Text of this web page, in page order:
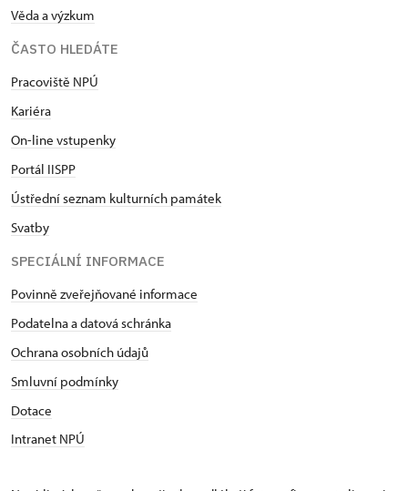
Věda a výzkum
ČASTO HLEDÁTE
Pracoviště NPÚ
Kariéra
On-line vstupenky
Portál IISPP
Ústřední seznam kulturních památek
Svatby
SPECIÁLNÍ INFORMACE
Povinně zveřejňované informace
Podatelna a datová schránka
Ochrana osobních údajů
Smluvní podmínky
Dotace
Intranet NPÚ